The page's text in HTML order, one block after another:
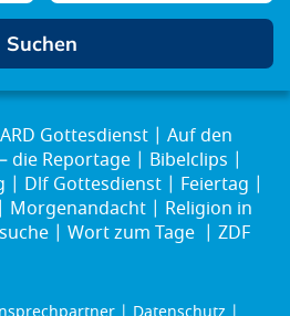
ARD Gottesdienst
Auf den
die Reportage
Bibelclips
Dlf Gottesdienst
Feiertag
Morgenandacht
Religion in
Wort zum Tage
ZDF